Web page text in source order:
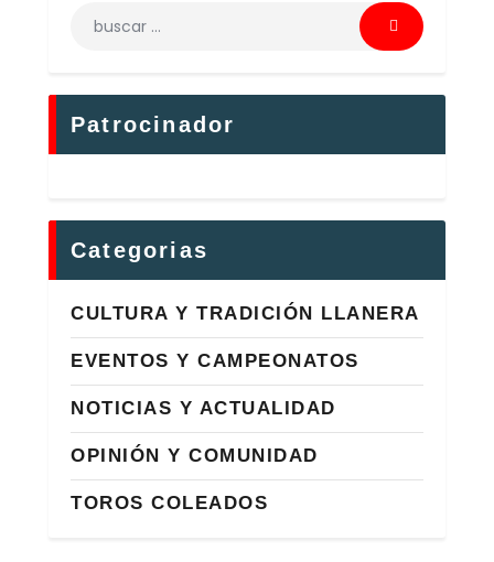
Patrocinador
Categorias
CULTURA Y TRADICIÓN LLANERA
EVENTOS Y CAMPEONATOS
NOTICIAS Y ACTUALIDAD
OPINIÓN Y COMUNIDAD
TOROS COLEADOS